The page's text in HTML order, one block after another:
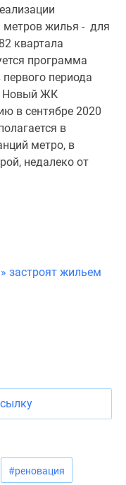
метров жилья - для
квартала
программа
периода
Новый ЖК
в сентябре 2020
в
метро, в
недалеко от
застроят жильем
#реновация